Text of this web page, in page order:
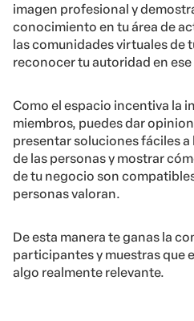
imagen profesional y
conocimiento en tu área de
las comunidades virtuales de
reconocer tu autoridad en
Como el espacio incentiva la
miembros, puedes dar
presentar soluciones fáciles
de las personas y mostrar
de tu negocio son
personas valoran.
De esta manera te ganas la
participantes y muestras que
algo realmente relevante.